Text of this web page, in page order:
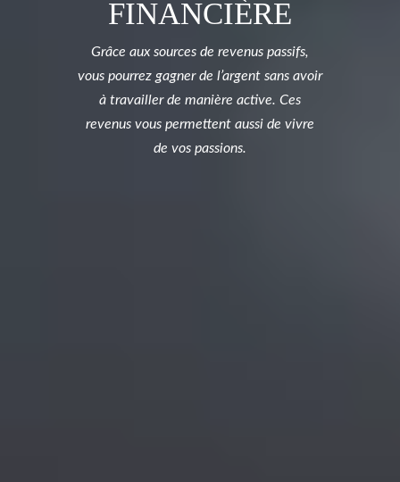
FINANCIÈRE
Grâce aux sources de revenus passifs,
vous pourrez gagner de l’argent sans avoir
à travailler de manière active. Ces
revenus vous permettent aussi de vivre
de vos passions.